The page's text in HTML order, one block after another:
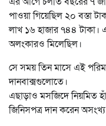
পাওয়া গিয়েছিল ২০ বস্তা
লাখ ১৬ হাজার ৭৪৪ টাকা।
অলংকারও মিলেছিল।
সে সময় তিন মাসে এই
দানবাক্সগুলোতে।
এছাড়াও মসজিদে নিয়মিত
জিনিসপত্র দান করেন